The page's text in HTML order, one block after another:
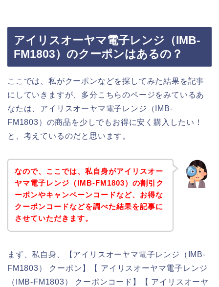
アイリスオーヤマ電子レンジ（IMB-
FM1803）のクーポンはあるの？
ここでは、私がクーポンなどを探してみた結果を記事
にしていきますが、多分こちらのページをみているあ
なたは、アイリスオーヤマ電子レンジ（IMB-
FM1803）の商品を少しでもお得に安く購入したい！
と、考えているのだと思います。
なので、ここでは、私自身がアイリスオー
ヤマ電子レンジ（IMB-FM1803）の割引ク
ーポンやキャンペーンコードなど、お得な
クーポンコードなどを調べた結果を記事に
させていただきます。
まず、私自身、【アイリスオーヤマ電子レンジ（IMB-
FM1803） クーポン】【 アイリスオーヤマ電子レンジ
（IMB-FM1803） クーポンコード】【 アイリスオーヤ